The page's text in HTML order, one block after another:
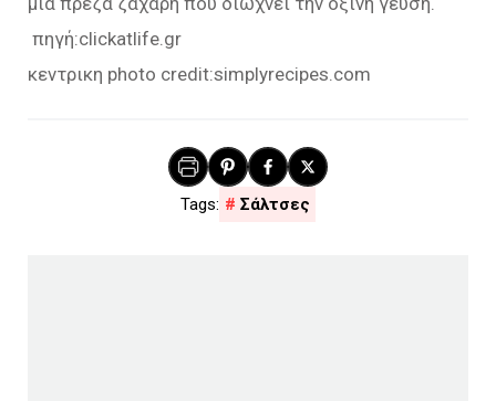
πηγή:clickatlife.gr
κεντρικη photo credit:simplyrecipes.com
Σάλτσες